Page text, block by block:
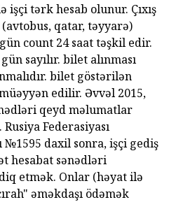
tərk hesab olunur. Çıxış
qatar, təyyarə)
count 24 saat təşkil edir.
sayılır. bilet alınması
bilet göstərilən
edilir. Əvvəl 2015,
qeyd məlumatlar
Federasiyası
№1595 daxil sonra, işçi gediş
hesabat sənədləri
etmək. Onlar (həyat ilə
əməkdaşı ödəmək